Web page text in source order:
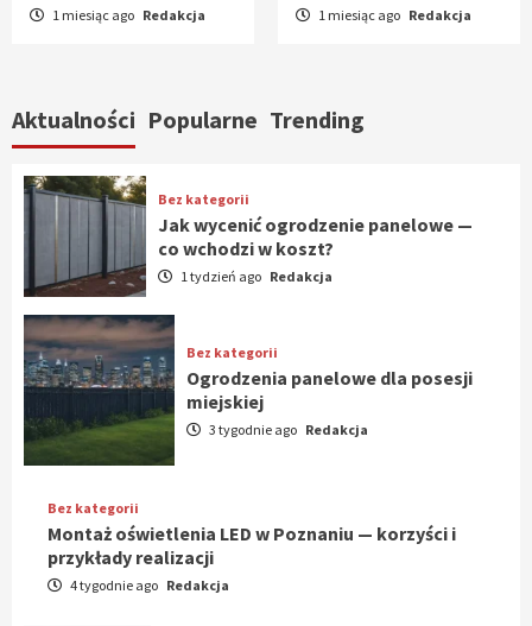
1 miesiąc ago Redakcja 1 miesiąc ago Redakcja
Aktualności Popularne Trending
Bez kategorii
Jak wycenić ogrodzenie panelowe —
co wchodzi w koszt?
1 tydzień ago Redakcja
Bez kategorii
Ogrodzenia panelowe dla posesji
miejskiej
3 tygodnie ago Redakcja
Bez kategorii
Montaż oświetlenia LED w Poznaniu — korzyści i
przykłady realizacji
4 tygodnie ago Redakcja